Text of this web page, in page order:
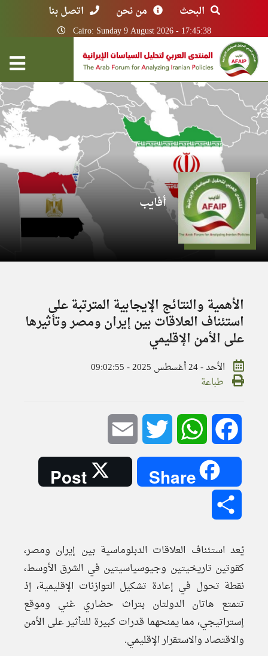
البحث من نحن اتصل بنا
Cairo: Sunday 9 August 2026 - 17:45:38
أفايب
الأهمية والنتائج الإيجابية المترتبة على
استئناف العلاقات بين إيران ومصر وتأثيرها
على الأمن الإقليمي
الأحد - 24 أغسطس 2025 - 09:02:55
طباعة
Facebook
WhatsApp
Twitter
Share
Post
يُعد استئناف العلاقات الدبلوماسية بين إيران ومصر،
كقوتين تاريخيتين وجيوسياسيتين في الشرق الأوسط،
نقطة تحول في إعادة تشكيل التوازنات الإقليمية، إذ
تتمتع هاتان الدولتان بتراث حضاري غني وموقع
إستراتيجي، مما يمنحهما قدرات كبيرة للتأثير على الأمن
والاقتصاد والاستقرار الإقليمي.